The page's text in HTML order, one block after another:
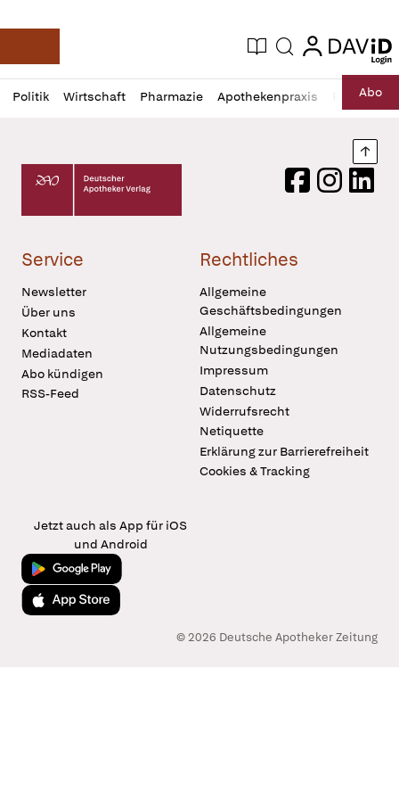
Deutsche Apotheker Zeitung
Aktuelle Ausgabe
Suche login
login
Politik Wirtschaft Pharmazie Apothekenpraxis RechtAbo
Profil
öffnen
Daz
Pur
Deutscher Apotheker Verlag Logo
FacebookInstagram
Service
Newsletter
Über uns
Kontakt
Mediadaten
Abo kündigen
RSS-Feed
Rechtliches
Allgemeine
Geschäftsbedingungen
Allgemeine
Nutzungsbedingungen
Impressum
Datenschutz
Widerrufsrecht
Netiquette
Erklärung zur Barrierefreiheit
Cookies & Tracking
Jetzt auch als App für iOS
und Android
Jetzt bei Google Play
Laden im App Store
© 2026 Deutsche Apotheker Zeitung